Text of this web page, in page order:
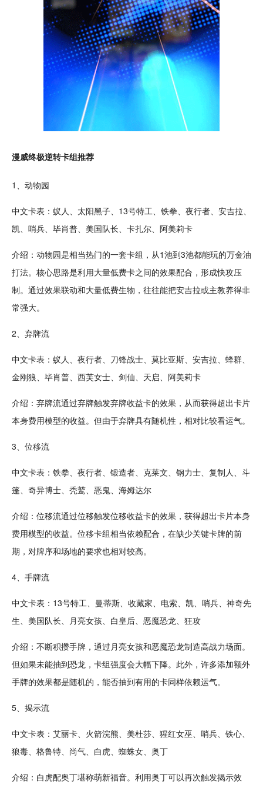
漫威终极逆转卡组推荐
1、 动物园
中文卡表：蚁人、太阳黑子、13号特工、 铁拳、夜行者、安吉拉、
凯、哨兵、毕肖普、美国队长、卡扎尔、阿美莉卡
介绍：动物园是相当热门的一套卡组，从1池到3池都能玩的万金油
打法。核心思路是利用大量低费卡之间的效果配合 ，形成快攻压
制。通过效果联动和大量低费生物，往往能把安吉拉或主教养得非
常强大。
2、弃牌流
中文卡表：蚁人、夜行者、刀锋战士、莫比亚斯、安吉拉、蜂群、
金刚狼、毕肖普、西芙女士、剑仙、天启、阿美莉卡
介绍：弃牌流通过弃牌触发弃牌收益卡的效果，从而获得超出卡片
本身费用模型的收益。但由于弃牌具有随机性，相对比较看运气。
3、位移流
中文卡表：铁拳、夜行者、 锻造者、克莱文、钢力士、复制人、斗
篷、奇异博士、秃鹫、恶鬼、海姆达尔
介绍：位移流通过位移触发位移收益卡的效果，获得超出卡片本身
费用模型的收益。位移卡组相当依赖配合，在缺少关键卡牌的前
期，对牌序和场地的要求也相对较高。
4、手牌流
中文卡表：13号特工、曼蒂斯、收藏家、电索、凯、哨兵、神奇先
生、美国队长、月亮女孩、白皇后、 恶魔恐龙、狂攻
介绍：不断积攒手牌，通过月亮女孩和恶魔恐龙制造高战力场面。
但如果未能抽到恐龙，卡组强度会大幅下降。此外，许多添加额外
手牌的效果都是随机的，能否抽到有用的卡同样依赖运气。
5、揭示流
中文卡表：艾丽卡、 火箭浣熊、美杜莎、猩红女巫、哨兵、铁心、
狼毒、格鲁特、尚气、白虎、蜘蛛女、奥丁
介绍：白虎配奥丁堪称萌新福音。利用奥丁可以再次触发揭示效